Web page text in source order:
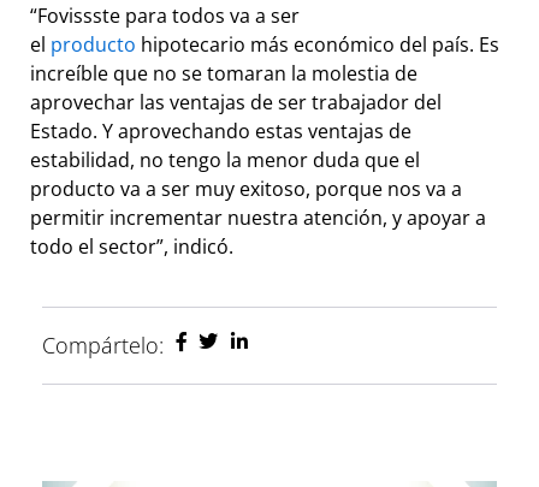
“Fovissste para todos va a ser
el producto hipotecario más económico del país. Es
increíble que no se tomaran la molestia de
aprovechar las ventajas de ser trabajador del
Estado. Y aprovechando estas ventajas de
estabilidad, no tengo la menor duda que el
producto va a ser muy exitoso, porque nos va a
permitir incrementar nuestra atención, y apoyar a
todo el sector”, indicó.
Compártelo: